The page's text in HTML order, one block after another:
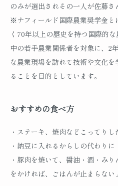
のみが選出されその一人が佐藤さ
※ナフィールド国際農業奨学金と
く70年以上の歴史を持つ国際的
中の若手農業関係者を対象に、2
な農業現場を訪れて技術や文化
ることを目的としています。
おすすめの食べ方
・ステーキ、焼肉などこってりし
・納豆に入れるからしの代わりに
・豚肉を焼いて、醤油・酒・み
をかければ、ごはんが止まらない